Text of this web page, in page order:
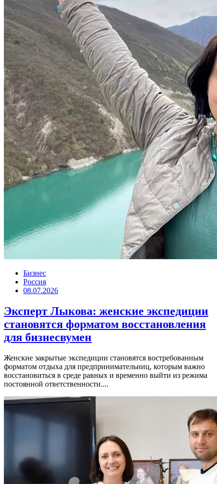
Бизнес
Россия
08.07.2026
Эксперт Лыкова: женские экспедиции
становятся форматом восстановления
для бизнесвумен
Женские закрытые экспедиции становятся востребованным
форматом отдыха для предпринимательниц, которым важно
восстановиться в среде равных и временно выйти из режима
постоянной ответственности....